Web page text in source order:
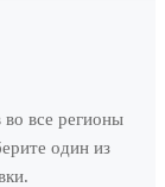
все регионы
один из